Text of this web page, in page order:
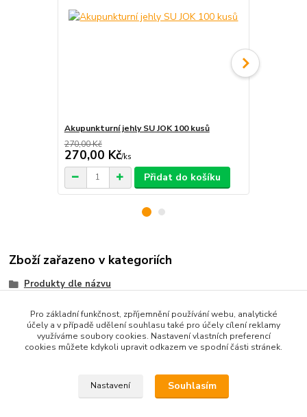
Akupunkturní jehly SU JOK 100 kusů
270,00 Kč
270,00 Kč/ks
Přidat do košíku
Zboží zařazeno v kategoriích
Produkty dle názvu
Akupunkturní pomůcky
Tradiční čínská medicína
Pro základní funkčnost, zpříjemnění používání webu, analytické
účely a v případě udělení souhlasu také pro účely cílení reklamy
využíváme soubory cookies. Nastavení vlastních preferencí
cookies můžete kdykoli upravit odkazem ve spodní části stránek.
Nastavení Souhlasím